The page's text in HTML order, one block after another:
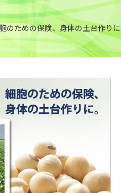
のための保険、身体の土台作りに